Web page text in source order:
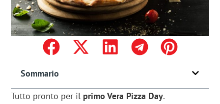
Sommario
Tutto pronto per il primo Vera Pizza Day.